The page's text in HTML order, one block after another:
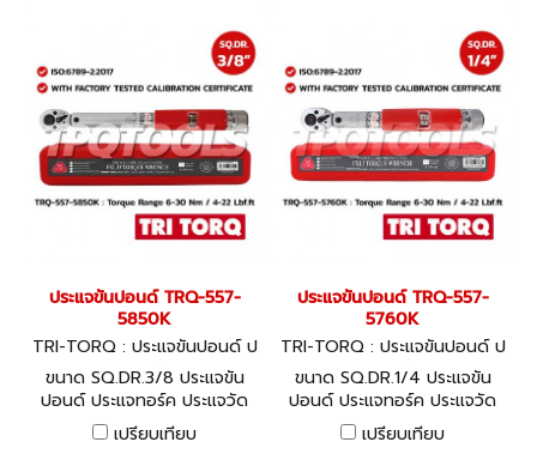
ประแจขันปอนด์ TRQ-557-
5850K
TRI-TORQ : ประแจขันปอนด์ ป
ระแจทอร์ค ประแจวัดแรงบิด TR
Q-557-5850K
ขนาด SQ.DR.3/8 ประแจขัน
ปอนด์ ประแจทอร์ค ประแจวัด
แรงบิด Ajustable Torque
Wrench
เปรียบเทียบ
ประแจขันปอนด์ TRQ-557-
5760K
TRI-TORQ : ประแจขันปอนด์ ป
ระแจทอร์ค ประแจวัดแรงบิด TR
Q-557-5760K
ขนาด SQ.DR.1/4 ประแจขัน
ปอนด์ ประแจทอร์ค ประแจวัด
แรงบิด Ajustable Torque
Wrench
เปรียบเทียบ